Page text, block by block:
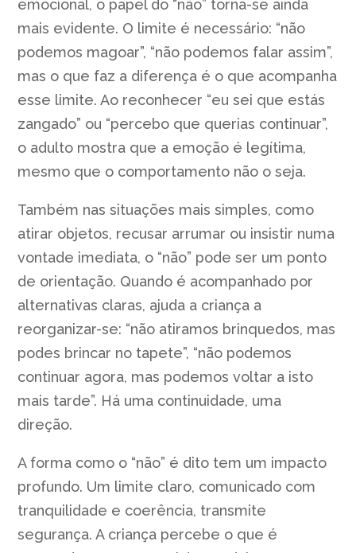
emocional, o papel do “não” torna-se ainda
mais evidente. O limite é necessário: “não
podemos magoar”, “não podemos falar assim”,
mas o que faz a diferença é o que acompanha
esse limite. Ao reconhecer “eu sei que estás
zangado” ou “percebo que querias continuar”,
o adulto mostra que a emoção é legítima,
mesmo que o comportamento não o seja.
Também nas situações mais simples, como
atirar objetos, recusar arrumar ou insistir numa
vontade imediata, o “não” pode ser um ponto
de orientação. Quando é acompanhado por
alternativas claras, ajuda a criança a
reorganizar-se: “não atiramos brinquedos, mas
podes brincar no tapete”, “não podemos
continuar agora, mas podemos voltar a isto
mais tarde”. Há uma continuidade, uma
direção.
A forma como o “não” é dito tem um impacto
profundo. Um limite claro, comunicado com
tranquilidade e coerência, transmite
segurança. A criança percebe o que é